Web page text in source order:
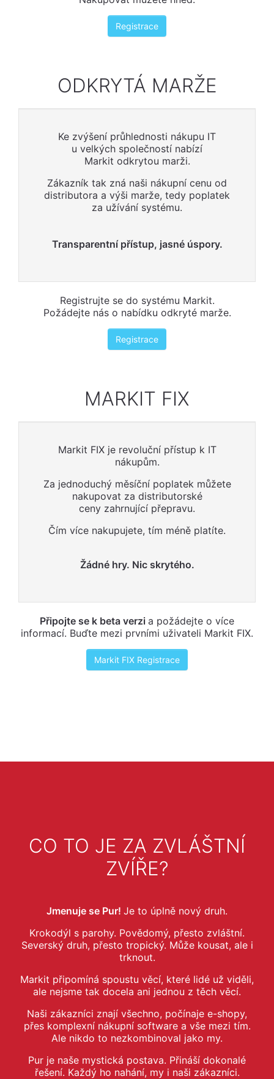
Registrace
ODKRYTÁ MARŽE
Ke zvýšení průhlednosti nákupu IT
u velkých společností nabízí
Markit odkrytou marži.
Zákazník tak zná naši nákupní cenu od
distributora a výši marže, tedy poplatek
za užívání systému.
Transparentní přístup, jasné úspory.​
Registrujte se do systému Markit.
Požádejte nás o nabídku odkryté marže.
Registrace
MARKIT FIX
Markit FIX je revoluční přístup k IT
nákupům.
Za jednoduchý měsíční poplatek můžete
nakupovat za distributorské
ceny zahrnující přepravu.
Čím více nakupujete, tím méně platíte.
Žádné hry. Nic skrytého.
Připojte se k beta verzi a požádejte o více
informací. Buďte mezi prvními uživateli Markit FIX.
Markit FIX Registrace
CO TO JE ZA ZVLÁŠTNÍ
ZVÍŘE?
Jmenuje se Pur! Je to úplně nový druh.
Krokodýl s parohy. Povědomý, přesto zvláštní.
Severský druh, přesto tropický. Může kousat, ale i
trknout.
Markit připomíná spoustu věcí, které lidé už viděli,
ale nejsme tak docela ani jednou z těch věcí.
Naši zákazníci znají všechno, počínaje e-shopy,
přes komplexní nákupní software a vše mezi tím.
Ale nikdo to nezkombinoval jako my.
Pur je naše mystická postava. Přináší dokonalé
řešení. Každý ho nahání, my i naši zákazníci.